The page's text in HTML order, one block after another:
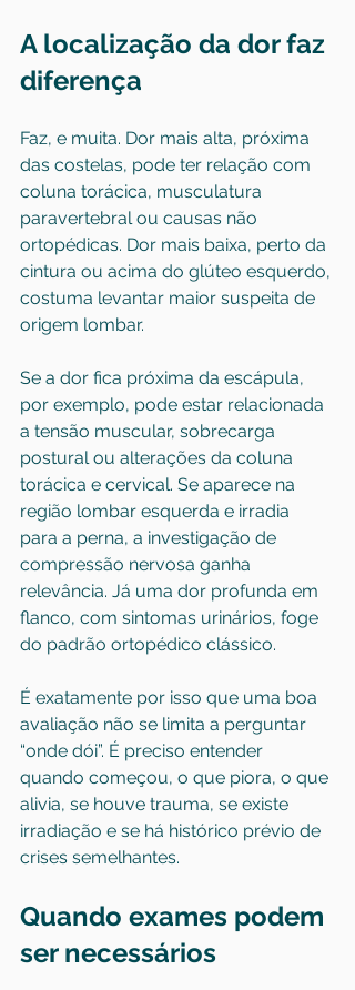
A localização da dor faz
diferença
Faz, e muita. Dor mais alta, próxima
das costelas, pode ter relação com
coluna torácica, musculatura
paravertebral ou causas não
ortopédicas. Dor mais baixa, perto da
cintura ou acima do glúteo esquerdo,
costuma levantar maior suspeita de
origem lombar.
Se a dor fica próxima da escápula,
por exemplo, pode estar relacionada
a tensão muscular, sobrecarga
postural ou alterações da coluna
torácica e cervical. Se aparece na
região lombar esquerda e irradia
para a perna, a investigação de
compressão nervosa ganha
relevância. Já uma dor profunda em
flanco, com sintomas urinários, foge
do padrão ortopédico clássico.
É exatamente por isso que uma boa
avaliação não se limita a perguntar
“onde dói”. É preciso entender
quando começou, o que piora, o que
alivia, se houve trauma, se existe
irradiação e se há histórico prévio de
crises semelhantes.
Quando exames podem
ser necessários